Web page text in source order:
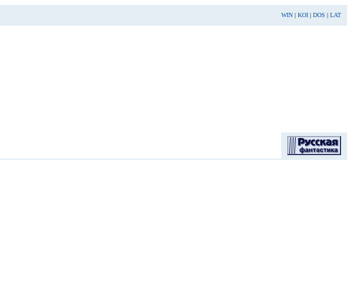
WIN | KOI | DOS | LAT